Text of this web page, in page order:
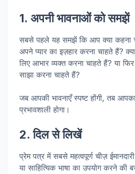
1. अपनी भावनाओं को समझें
सबसे पहले यह समझें कि आप क्या कहना
अपने प्यार का इज़हार करना चाहते हैं?
लिए आभार व्यक्त करना चाहते हैं? या
साझा करना चाहते हैं?
जब आपकी भावनाएँ स्पष्ट होंगी, तब
प्रभावशाली होगा।
2. दिल से लिखें
प्रेम पत्र में सबसे महत्वपूर्ण चीज़
या साहित्यिक भाषा का उपयोग करने की